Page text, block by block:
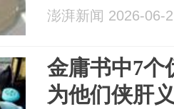
澎湃新闻 2026-06-
金庸书中7个
为他们侠肝